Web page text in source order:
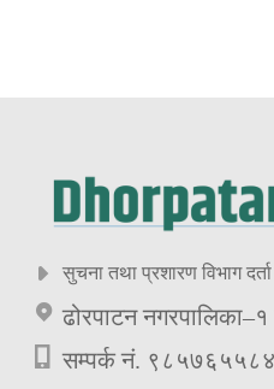
सुचना तथा प्रशारण विभाग
ढोरपाटन
सम्पर्क नं.